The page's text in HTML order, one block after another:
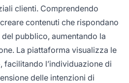
clienti. Comprendendo
contenuti che rispondano
pubblico, aumentando la
La piattaforma visualizza le
facilitando l’individuazione di
delle intenzioni di